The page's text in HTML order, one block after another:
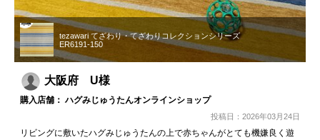
tezawari てざわり・てざわりコレクションシリーズ
ER6191-150
大阪府 U様
購入店舗： ハグみじゅうたんオンラインショップ
投稿日：2026年03月24日
リビングに敷いたハグみじゅうたんの上で赤ちゃんがとても機嫌良く遊